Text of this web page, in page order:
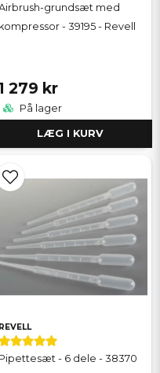
grundsæt med
kompressor - 39195 - Revell
279 kr
På lager
LÆG I KURV
REVELL
Pipettesæt - 6 dele - 38370